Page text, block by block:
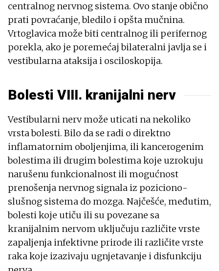
centralnog nervnog sistema. Ovo stanje obično
prati povraćanje, bledilo i opšta mučnina.
Vrtoglavica može biti centralnog ili perifernog
porekla, ako je poremećaj bilateralni javlja se i
vestibularna ataksija i osciloskopija.
Bolesti VIII. kranijalni nerv
Vestibularni nerv može uticati na nekoliko
vrsta bolesti. Bilo da se radi o direktno
inflamatornim oboljenjima, ili kancerogenim
bolestima ili drugim bolestima koje uzrokuju
narušenu funkcionalnost ili mogućnost
prenošenja nervnog signala iz poziciono-
slušnog sistema do mozga. Najčešće, međutim,
bolesti koje utiču ili su povezane sa
kranijalnim nervom uključuju različite vrste
zapaljenja infektivne prirode ili različite vrste
raka koje izazivaju ugnjetavanje i disfunkciju